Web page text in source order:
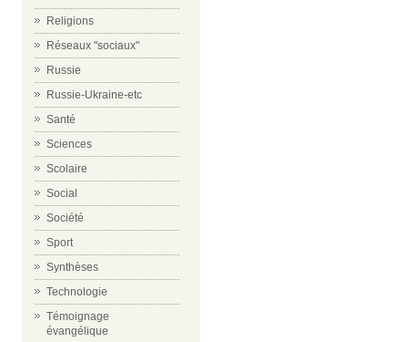
Religions
Réseaux "sociaux"
Russie
Russie-Ukraine-etc
Santé
Sciences
Scolaire
Social
Société
Sport
Synthèses
Technologie
Témoignage
évangélique